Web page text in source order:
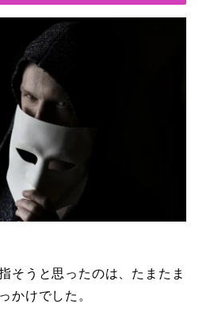
そうと思ったのは、たまたま
かけでした。